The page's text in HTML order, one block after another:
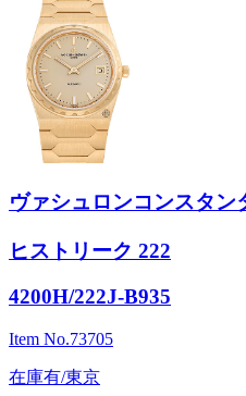
ヴァシュロンコンスタン
ヒストリーク 222
4200H/222J-B935
Item No.73705
在庫有/東京